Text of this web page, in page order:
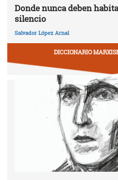
Donde nunca deben
silencio
Salvador López Arnal
DICCIONARIO